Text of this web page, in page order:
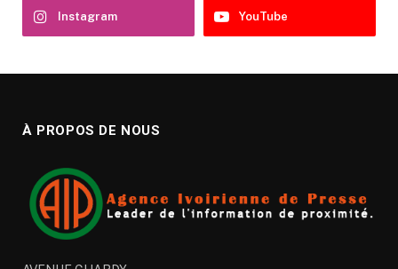
Instagram YouTube
À PROPOS DE NOUS